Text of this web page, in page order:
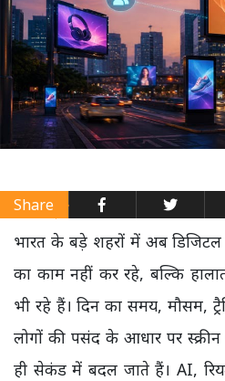
Share
भारत के बड़े शहरों में अब डिजिटल
का काम नहीं कर रहे, बल्कि
भी रहे हैं। दिन का समय, मौसम,
लोगों की पसंद के आधार पर
ही सेकंड में बदल जाते हैं। AI,